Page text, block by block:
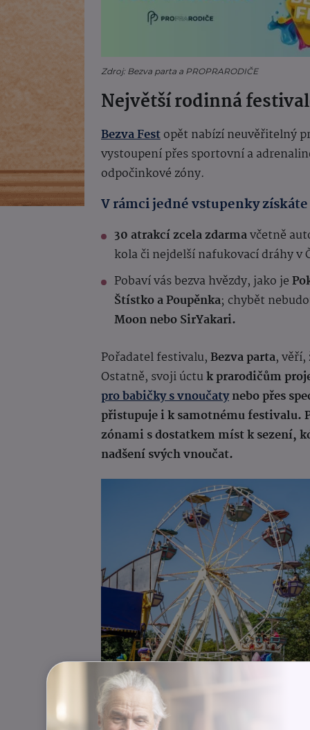
Zdroj: Bezva parta a PROPRARODIČE
Největší rodinná
Bezva Festopět nabízí neuvěřitelný
vystoupení přes sportovní a
odpočinkové zóny.
V rámci jedné vstupenky získáte
30 atrakcí zcela zdarmavčetně
kola či nejdelší nafukovací dráhy v
Pobaví vás bezva hvězdy, jako je
Štístko a Poupěnka; chybět
Moon nebo SirYakari.
Pořadatel festivalu,Bezva parta,
Ostatně, svoji úctuk prarodičům
pro babičky s vnoučatynebo přes
přistupuje i k samotnému festivalu.
zónami s dostatkem míst k sezení,
nadšení svých vnoučat.